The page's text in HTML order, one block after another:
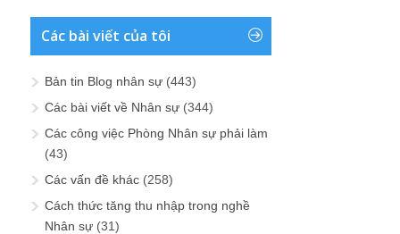
Các bài viết của tôi
Bản tin Blog nhân sự (443)
Các bài viết về Nhân sự (344)
Các công việc Phòng Nhân sự phải làm
(43)
Các vấn đề khác (258)
Cách thức tăng thu nhập trong nghề
Nhân sự (31)